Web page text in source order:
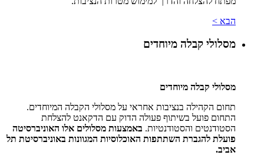
הבא >
מסלולי קבלה מיוחדים
מסלולי קבלה מיוחדים
תחום הקהילה בנציבות אחראי על מסלולי הקבלה המיוחדים.
התחום פועל בשיתוף פעולה הדוק עם הדקאנט להצלחת
הסטודנטים והסטודנטיות. באמצעות מסלולים אלו האוניברסיטה
פועלת להגברת השתתפות האוכלוסיות המגוונות באוניברסיטת תל
אביב.